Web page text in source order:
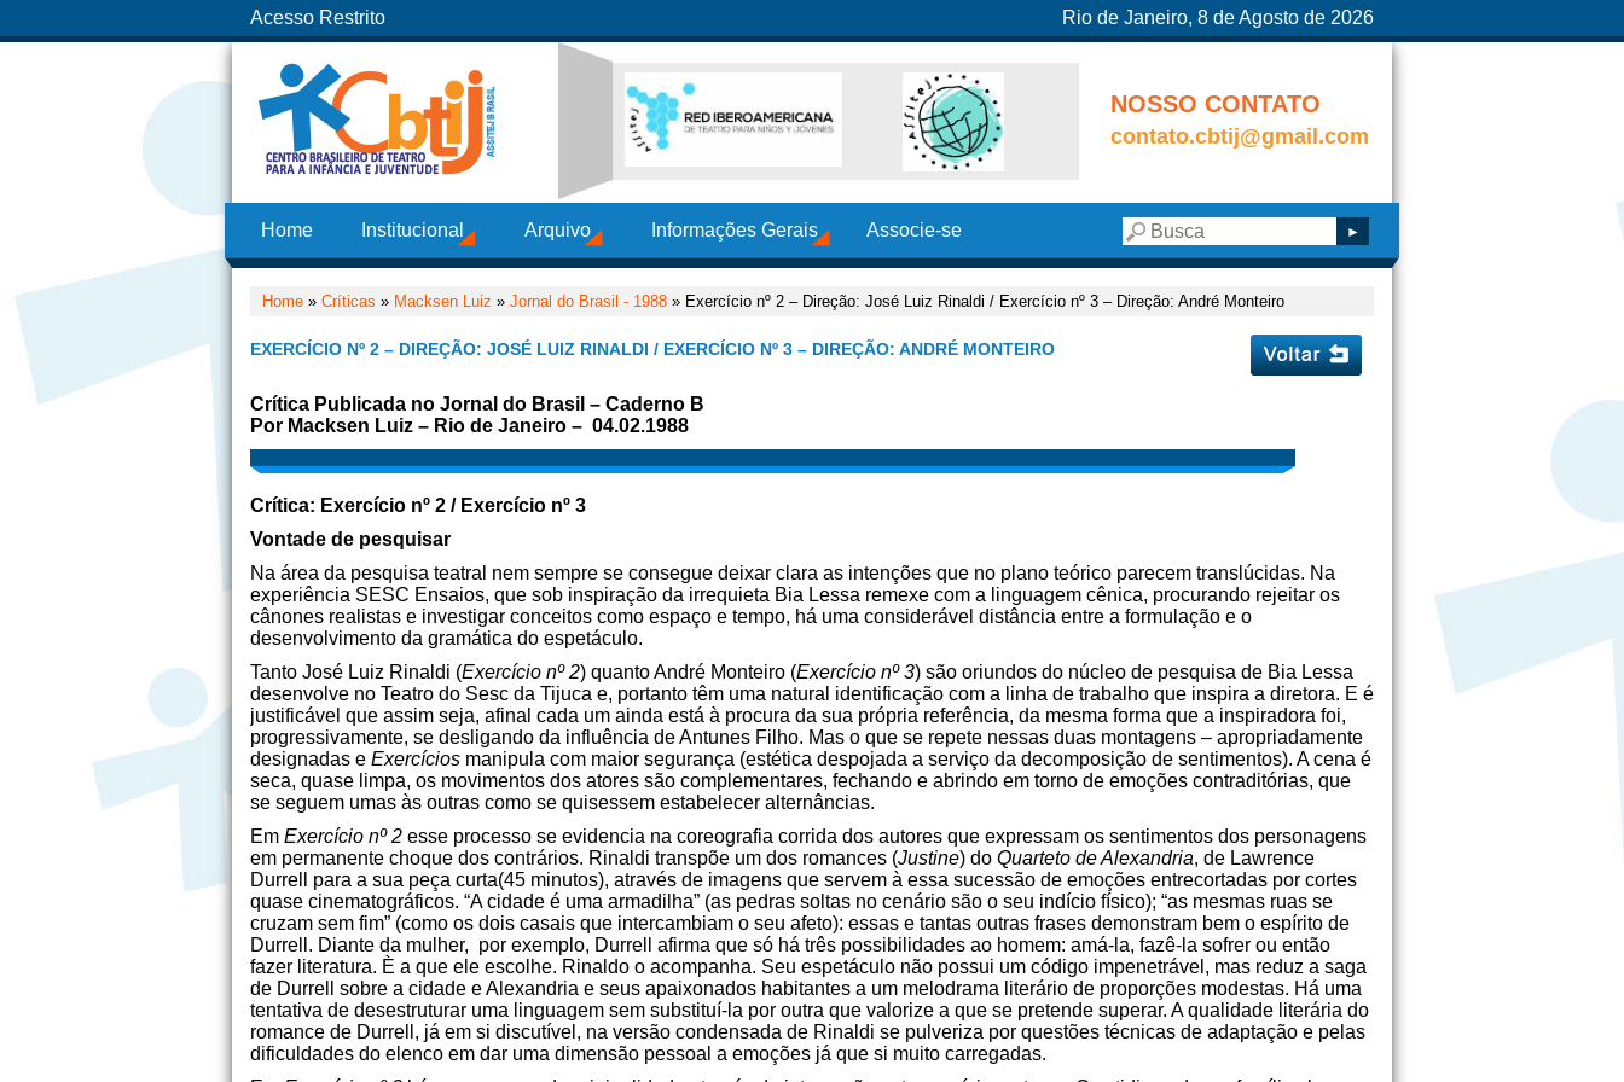
Acesso Restrito Rio de Janeiro, 8 de Agosto de 2026
NOSSO CONTATO
contato.cbtij@gmail.com
Home Institucional Arquivo Informações Gerais Associe-se
Home » Críticas » Macksen Luiz » Jornal do Brasil - 1988 » Exercício nº 2 – Direção: José Luiz Rinaldi / Exercício nº 3 – Direção: André Monteiro
EXERCÍCIO Nº 2 – DIREÇÃO: JOSÉ LUIZ RINALDI / EXERCÍCIO Nº 3 – DIREÇÃO: ANDRÉ MONTEIRO
Crítica Publicada no Jornal do Brasil – Caderno B
Por Macksen Luiz – Rio de Janeiro – 04.02.1988
Crítica: Exercício nº 2 / Exercício nº 3
Vontade de pesquisar
Na área da pesquisa teatral nem sempre se consegue deixar clara as intenções que no plano teórico parecem translúcidas. Na
experiência SESC Ensaios, que sob inspiração da irrequieta Bia Lessa remexe com a linguagem cênica, procurando rejeitar os
cânones realistas e investigar conceitos como espaço e tempo, há uma considerável distância entre a formulação e o
desenvolvimento da gramática do espetáculo.
Tanto José Luiz Rinaldi (Exercício nº 2) quanto André Monteiro (Exercício nº 3) são oriundos do núcleo de pesquisa de Bia Lessa
desenvolve no Teatro do Sesc da Tijuca e, portanto têm uma natural identificação com a linha de trabalho que inspira a diretora. E é
justificável que assim seja, afinal cada um ainda está à procura da sua própria referência, da mesma forma que a inspiradora foi,
progressivamente, se desligando da influência de Antunes Filho. Mas o que se repete nessas duas montagens – apropriadamente
designadas e Exercícios manipula com maior segurança (estética despojada a serviço da decomposição de sentimentos). A cena é
seca, quase limpa, os movimentos dos atores são complementares, fechando e abrindo em torno de emoções contraditórias, que
se seguem umas às outras como se quisessem estabelecer alternâncias.
Em Exercício nº 2 esse processo se evidencia na coreografia corrida dos autores que expressam os sentimentos dos personagens
em permanente choque dos contrários. Rinaldi transpõe um dos romances (Justine) do Quarteto de Alexandria, de Lawrence
Durrell para a sua peça curta(45 minutos), através de imagens que servem à essa sucessão de emoções entrecortadas por cortes
quase cinematográficos. “A cidade é uma armadilha” (as pedras soltas no cenário são o seu indício físico); “as mesmas ruas se
cruzam sem fim” (como os dois casais que intercambiam o seu afeto): essas e tantas outras frases demonstram bem o espírito de
Durrell. Diante da mulher, por exemplo, Durrell afirma que só há três possibilidades ao homem: amá-la, fazê-la sofrer ou então
fazer literatura. È a que ele escolhe. Rinaldo o acompanha. Seu espetáculo não possui um código impenetrável, mas reduz a saga
de Durrell sobre a cidade e Alexandria e seus apaixonados habitantes a um melodrama literário de proporções modestas. Há uma
tentativa de desestruturar uma linguagem sem substituí-la por outra que valorize a que se pretende superar. A qualidade literária do
romance de Durrell, já em si discutível, na versão condensada de Rinaldi se pulveriza por questões técnicas de adaptação e pelas
dificuldades do elenco em dar uma dimensão pessoal a emoções já que si muito carregadas.